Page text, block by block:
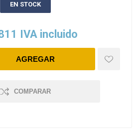
EN STOCK
IVA incluido
COMPARAR